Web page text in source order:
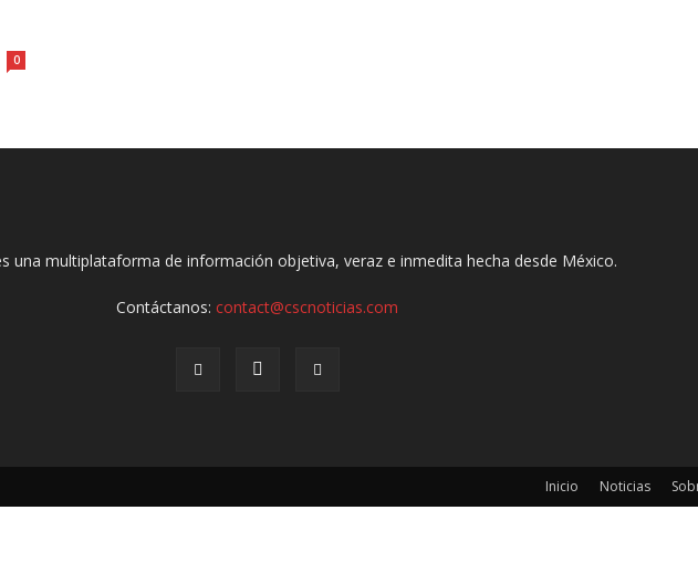
0
una multiplataforma de información objetiva, veraz e inmedita hecha desde México.
Contáctanos:contact@cscnoticias.com
Inicio Noticias